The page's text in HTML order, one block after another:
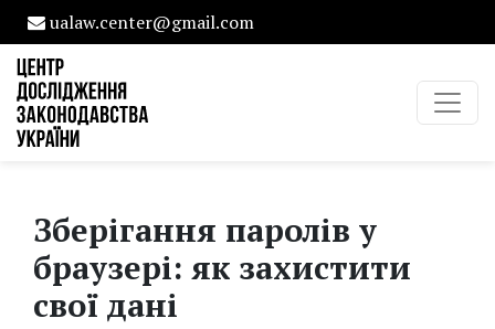
ualaw.center@gmail.com
Зберігання паролів у
браузері: як захистити
свої дані